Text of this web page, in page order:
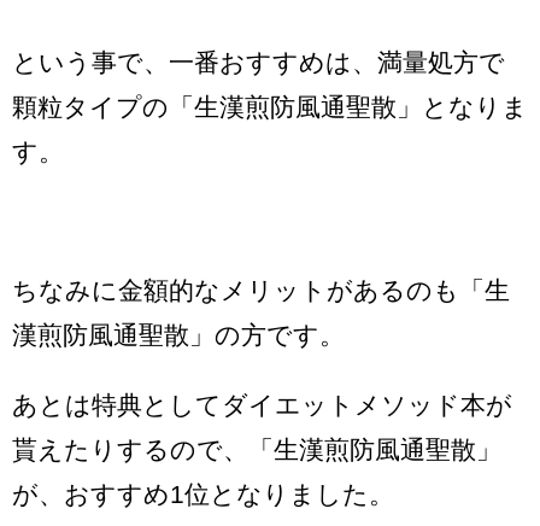
という事で、一番おすすめは、満量処方で
顆粒タイプの「生漢煎防風通聖散」となりま
す。
ちなみに金額的なメリットがあるのも「生
漢煎防風通聖散」の方です。
あとは特典としてダイエットメソッド本が
貰えたりするので、「生漢煎防風通聖散」
が、おすすめ1位となりました。